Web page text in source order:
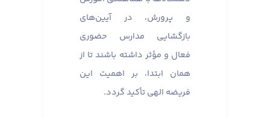
و پرورش، در آیین‌های
بازگشایی مدارس حضوری
فعال و مؤثر داشته باشند تا از
همان ابتدا، بر اهمیت این
فریضه الهی تأکید گردد.